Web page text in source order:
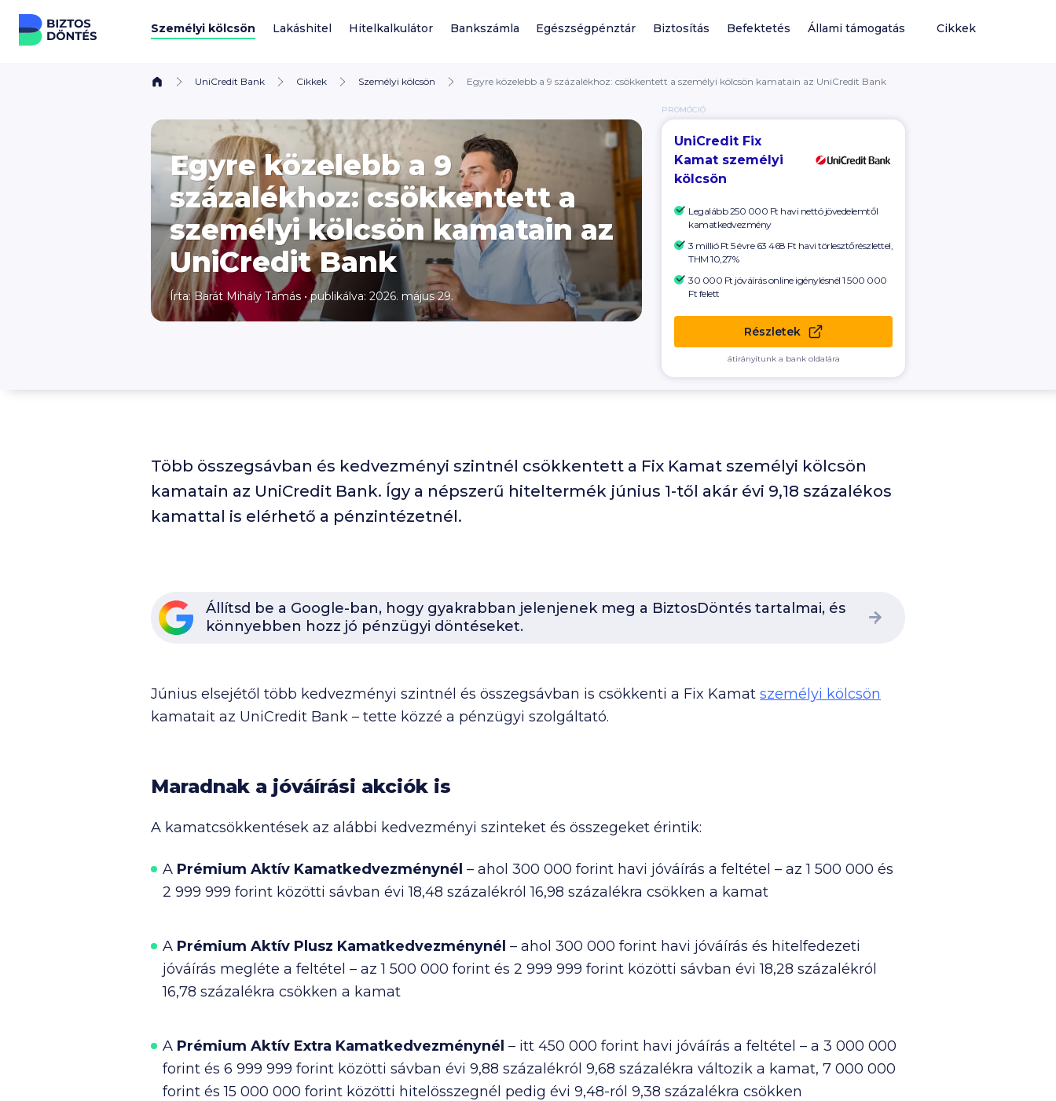
Ugrás a tartalomhoz
Személyi kölcsön Lakáshitel Hitelkalkulátor Bankszámla Egészségpénztár Biztosítás Befektetés Állami támogatás Cikkek
UniCredit Bank Cikkek Személyi kölcsön Egyre közelebb a 9 százalékhoz: csökkentett a személyi kölcsön kamatain az UniCredit Bank
Egyre közelebb a 9
százalékhoz: csökkentett a
személyi kölcsön kamatain az
UniCredit Bank
Írta:Barát Mihály Tamás •publikálva: 2026. május 29.
PROMÓCIÓ
UniCredit Fix
Kamat személyi
kölcsön
Legalább250 000 Ft havi nettó jövedelemtől
kamatkedvezmény
3 millió Ft 5 évre 63 468 Ft havi törlesztőrészlettel,
THM 10,27%
30 000 Ft jóváírás online igénylésnél 1 500 000
Ft felett
Részletek
átirányítunk a bank oldalára
Több összegsávban és kedvezményi szintnél csökkentett a Fix Kamat személyi kölcsön
kamatain az UniCredit Bank. Így a népszerű hiteltermék június 1-től akár évi 9,18 százalékos
kamattal is elérhető a pénzintézetnél.
Állítsd be a Google-ban, hogy gyakrabban jelenjenek meg a BiztosDöntés tartalmai, és
könnyebben hozz jó pénzügyi döntéseket.
Június elsejétől több kedvezményi szintnél és összegsávban is csökkenti a Fix Kamat személyi kölcsön
kamatait az UniCredit Bank – tette közzé a pénzügyi szolgáltató.
Maradnak a jóváírási akciók is
A kamatcsökkentések az alábbi kedvezményi szinteket és összegeket érintik:
A Prémium Aktív Kamatkedvezménynél – ahol 300 000 forint havi jóváírás a feltétel – az1 500 000 és
2 999 999 forint közötti sávban évi 18,48 százalékról 16,98 százalékra csökken a kamat
A Prémium Aktív Plusz Kamatkedvezménynél – ahol 300 000 forint havi jóváírás és hitelfedezeti
jóváírás megléte a feltétel – az1 500 000 forint és 2 999 999 forint közötti sávban évi 18,28 százalékról
16,78 százalékra csökken a kamat
A Prémium Aktív Extra Kamatkedvezménynél – itt 450 000 forint havi jóváírás a feltétel – a 3 000 000
forint és 6 999 999 forint közötti sávban évi 9,88 százalékról 9,68 százalékra változik a kamat, 7 000 000
forint és15 000 000 forint közötti hitelösszegnél pedig évi 9,48-ról 9,38 százalékra csökken